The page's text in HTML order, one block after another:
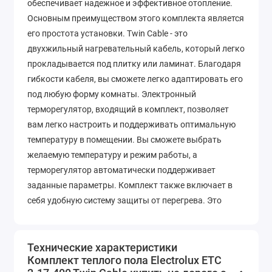
обеспечивает надежное и эффективное отопление.
Основным преимуществом этого комплекта является
его простота установки. Twin Cable - это
двухжильный нагревательный кабель, который легко
прокладывается под плитку или ламинат. Благодаря
гибкости кабеля, вы сможете легко адаптировать его
под любую форму комнаты. Электронный
терморегулятор, входящий в комплект, позволяет
вам легко настроить и поддерживать оптимальную
температуру в помещении. Вы сможете выбрать
желаемую температуру и режим работы, а
терморегулятор автоматически поддерживает
заданные параметры. Комплект также включает в
себя удобную систему защиты от перегрева. Это
Теплый пол Electrolux ETC 2-17-400 Twin Cable
относится к категории теплых полов, которые
Технические характеристики
Комплект теплого пола Electrolux ETC